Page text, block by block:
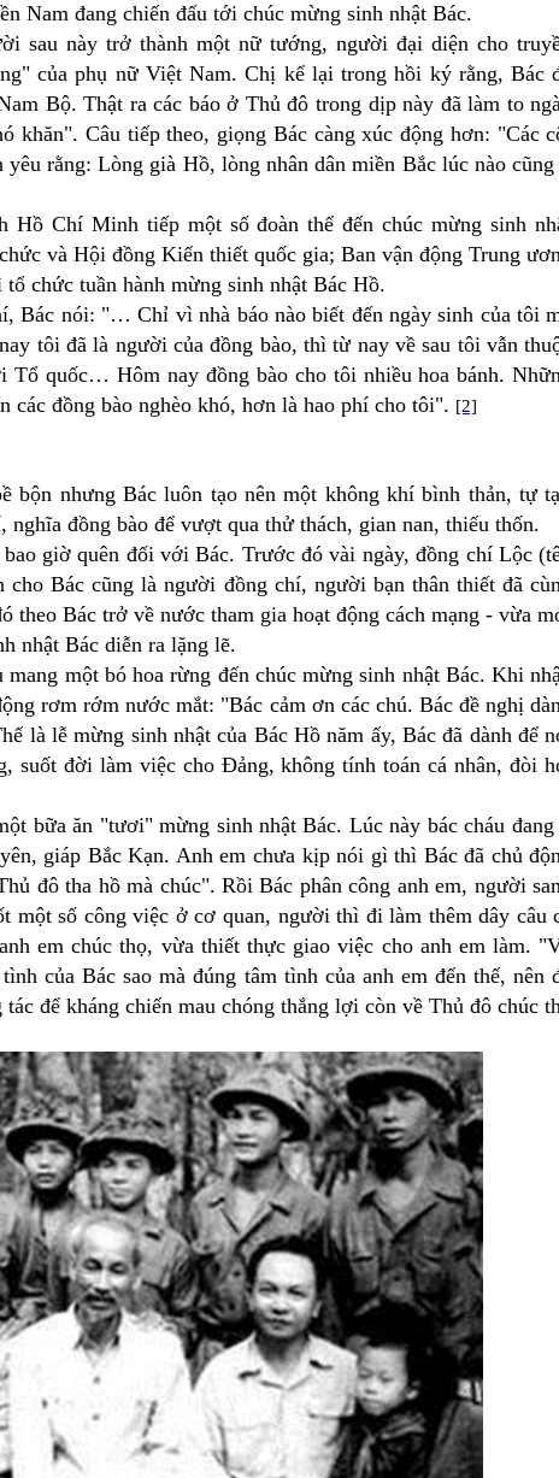
Nam đang chiến đấu tới chúc mừng sinh nhật Bác.
sau này trở thành một nữ tướng, người đại diện cho
của phụ nữ Việt Nam. Chị kể lại trong hồi ký rằng, Bác
Bộ. Thật ra các báo ở Thủ đô trong dịp này đã làm to
khăn". Câu tiếp theo, giọng Bác càng xúc động hơn: "Các
rằng: Lòng già Hồ, lòng nhân dân miền Bắc lúc nào
Hồ Chí Minh tiếp một số đoàn thể đến chúc mừng sinh
và Hội đồng Kiến thiết quốc gia; Ban vận động Trung
chức tuần hành mừng sinh nhật Bác Hồ.
Bác nói: "… Chỉ vì nhà báo nào biết đến ngày sinh của tôi
tôi đã là người của đồng bào, thì từ nay về sau tôi vẫn
quốc… Hôm nay đồng bào cho tôi nhiều hoa bánh.
các đồng bào nghèo khó, hơn là hao phí cho tôi". [2]
bộn nhưng Bác luôn tạo nên một không khí bình thản, tự
đồng bào để vượt qua thử thách, gian nan, thiếu thốn.
giờ quên đối với Bác. Trước đó vài ngày, đồng chí Lộc
Bác cũng là người đồng chí, người bạn thân thiết đã
theo Bác trở về nước tham gia hoạt động cách mạng - vừa
nhật Bác diễn ra lặng lẽ.
một bó hoa rừng đến chúc mừng sinh nhật Bác. Khi
rơm rớm nước mắt: "Bác cảm ơn các chú. Bác đề nghị
là lễ mừng sinh nhật của Bác Hồ năm ấy, Bác đã dành để
suốt đời làm việc cho Đảng, không tính toán cá nhân, đòi
bữa ăn "tươi" mừng sinh nhật Bác. Lúc này bác cháu
giáp Bắc Kạn. Anh em chưa kịp nói gì thì Bác đã chủ
đô tha hồ mà chúc". Rồi Bác phân công anh em, người
số công việc ở cơ quan, người thì đi làm thêm dây câu
em chúc thọ, vừa thiết thực giao việc cho anh em làm.
của Bác sao mà đúng tâm tình của anh em đến thế, nên
để kháng chiến mau chóng thắng lợi còn về Thủ đô chúc